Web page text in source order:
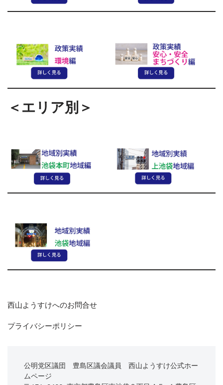
＜エリア別＞
西山ようすけへのお問合せ
プライバシーポリシー
公明党区議団　豊島区議会議員　西山ようすけ公式ホー
ムページ